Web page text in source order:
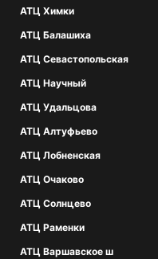
АТЦ Химки
АТЦ Балашиха
АТЦ Севастопольская
АТЦ Научный
АТЦ Удальцова
АТЦ Алтуфьево
АТЦ Лобненская
АТЦ Очаково
АТЦ Солнцево
АТЦ Раменки
АТЦ Варшавское ш